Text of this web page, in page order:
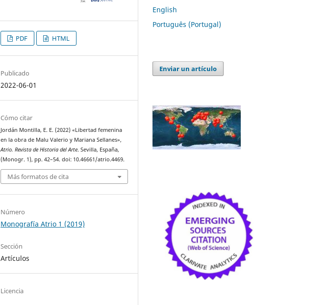
PDF HTML
Publicado
2022-06-01
Cómo citar
Jordán Montilla, E. E. (2022) «Libertad femenina
en la obra de Malu Valerio y Mariana Sellanes»,
Atrio. Revista de Historia del Arte. Sevilla, España,
(Monogr. 1), pp. 42–54. doi: 10.46661/atrio.4469.
Más formatos de cita
Número
Monografía Atrio 1 (2019)
Sección
Artículos
Licencia
English
Português (Portugal)
Enviar un artículo